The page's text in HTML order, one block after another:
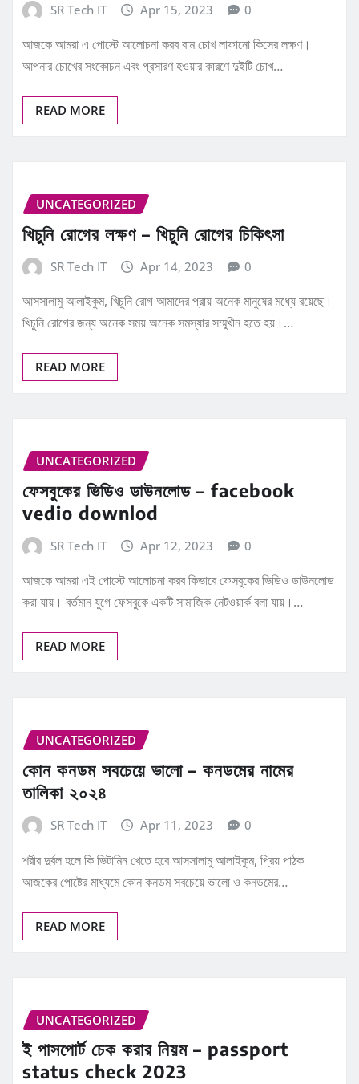
SR Tech IT Apr 15, 2023 0
আজকে আমরা এ পোস্টে আলোচনা করব বাম চোখ লাফানো কিসের লক্ষণ।
আপনার চোখের সংকোচন এবং প্রসারণ হওয়ার কারণে দুইটি চোখ…
READ MORE
UNCATEGORIZED
খিচুনি রোগের লক্ষণ – খিচুনি রোগের চিকিৎসা
SR Tech IT Apr 14, 2023 0
আসসালামু আলাইকুম, খিচুনি রোগ আমাদের প্রায় অনেক মানুষের মধ্যে রয়েছে।
খিচুনি রোগের জন্য অনেক সময় অনেক সমস্যার সম্মুখীন হতে হয়।…
READ MORE
UNCATEGORIZED
ফেসবুকের ভিডিও ডাউনলোড – facebook
vedio downlod
SR Tech IT Apr 12, 2023 0
আজকে আমরা এই পোস্টে আলোচনা করব কিভাবে ফেসবুকের ভিডিও ডাউনলোড
করা যায়। বর্তমান যুগে ফেসবুকে একটি সামাজিক নেটওয়ার্ক বলা যায়।…
READ MORE
UNCATEGORIZED
কোন কনডম সবচেয়ে ভালো – কনডমের নামের
তালিকা ২০২৪
SR Tech IT Apr 11, 2023 0
শরীর দুর্বল হলে কি ভিটামিন খেতে হবে আসসালামু আলাইকুম, প্রিয় পাঠক
আজকের পোষ্টের মাধ্যমে কোন কনডম সবচেয়ে ভালো ও কনডমের…
READ MORE
UNCATEGORIZED
ই পাসপোর্ট চেক করার নিয়ম – passport
status check 2023